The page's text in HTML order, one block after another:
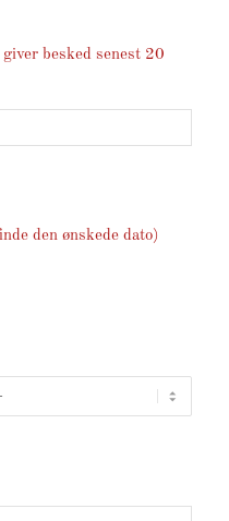
besked senest 20
den ønskede dato)